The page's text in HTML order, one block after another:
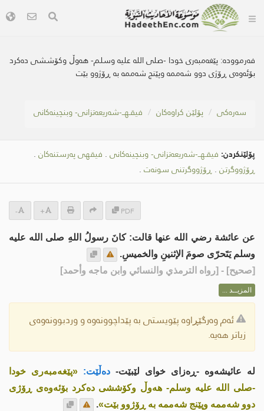
فەرموودە:پێغەمبەری خودا -صلى اللە علیە وسلم- هەوڵ وکۆششی دەکرد
بۆئەوەى ڕۆژی دوو شەممە وپێنج شەممە بە ڕۆژوو بێت
سه‌ره‌كی پۆلێن کراوەکان فیقـهــ-شەریعەتزانی- وبنچینەکانی
پۆلێنکردن: فیقـهــ-شەریعەتزانی- وبنچینەکانی . فیقهی پەرستنەكان .
ڕۆژووگرتن . ڕۆژووگرتنی سونەت .
PDF
+
-
عن عائشة رضي الله عنها قالت: كانَ رسولُ اللهِ صلى الله عليه
وسلم يَتَحرّى صومَ الإثنينِ والخميسِ.
[صحيح] - [رواه الترمذي والنسائي وابن ماجه وأحمد]
المزيــد ...
ئەم وەرگێڕاوە پێویستی بە پێداچوونەوە و وردبوونەوەی
زیاتر هەیە.
لە عائیشەوە -ڕەزای خوای لێبێت- دەڵێت: «پێغەمبەری خودا
-صلى اللە علیە وسلم- هەوڵ وکۆششی دەکرد بۆئەوەى ڕۆژی
دوو شەممە وپێنج شەممە بە ڕۆژوو بێت».